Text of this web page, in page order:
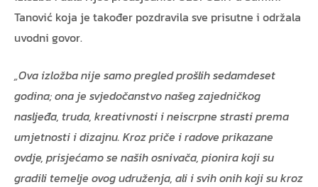
Tanović koja je također pozdravila sve prisutne i održala
uvodni govor.
„Ova izložba nije samo pregled prošlih sedamdeset
godina; ona je svjedočanstvo našeg zajedničkog
nasljeđa, truda, kreativnosti i neiscrpne strasti prema
umjetnosti i dizajnu. Kroz priče i radove prikazane
ovdje, prisjećamo se naših osnivača, pionira koji su
gradili temelje ovog udruženja, ali i svih onih koji su kroz